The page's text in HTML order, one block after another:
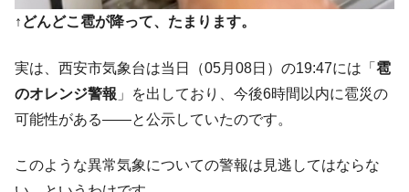
↑どんどこ雹が降って、たまります。
実は、西安市気象台は当日（05月08日）の19:47には「 雹
のオレンジ警報 」を出しており、今後6時間以内に雹災の
可能性がある――と公示していたのです。
このような異常気象についての警報は見逃してはならな